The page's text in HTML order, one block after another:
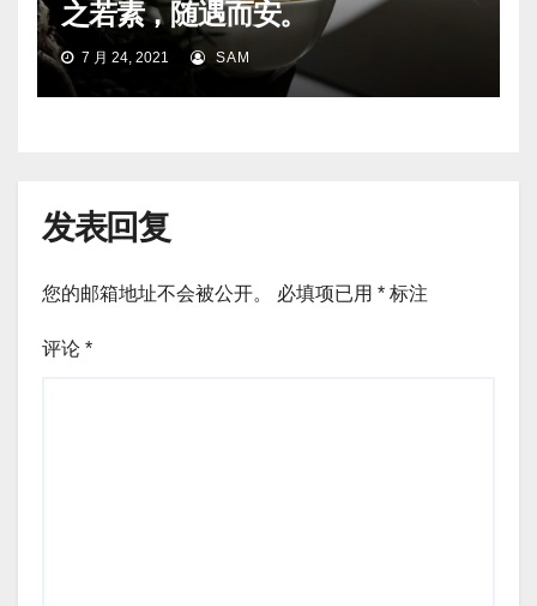
之若素，随遇而安。
7 月 24, 2021 SAM
发表回复
您的邮箱地址不会被公开。 必填项已用 * 标注
评论 *